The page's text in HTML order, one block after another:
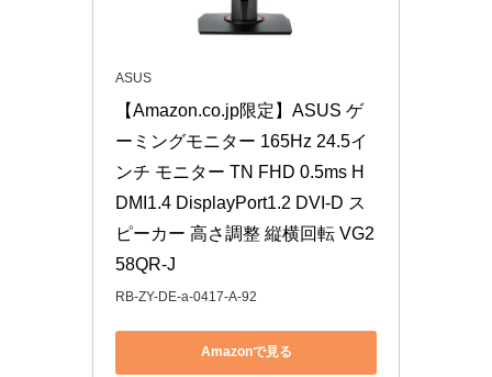
ASUS
【Amazon.co.jp限定】ASUS ゲ
ーミングモニター 165Hz 24.5イ
ンチ モニター TN FHD 0.5ms H
DMI1.4 DisplayPort1.2 DVI-D ス
ピーカー 高さ調整 縦横回転 VG2
58QR-J
RB-ZY-DE-a-0417-A-92
Amazonで見る